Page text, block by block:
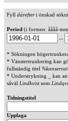
Fyll därefteri önskad
Period (i formen: åååå-
--
* Sökningen
* Vänstertrunkering kan
fullständig titel
* Understrykning _ kan
såväl Lindkvistsom
Tidningstitel
Upplaga